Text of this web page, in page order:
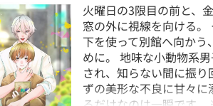
火曜日の3限目の前と、
窓の外に視線を向ける
下を使って別館へ向か
めに。 地味な小動物系
され、知らない間に振
ずの美形な不良に甘々